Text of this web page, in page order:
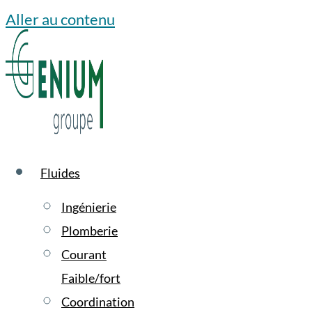
Aller au contenu
Fluides
Ingénierie
Plomberie
Courant
Faible/fort
Coordination